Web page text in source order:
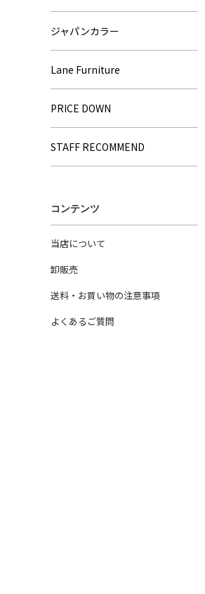
ジャパンカラー
Lane Furniture
PRICE DOWN
STAFF RECOMMEND
コンテンツ
当店について
卸販売
送料・お買い物の注意事項
よくあるご質問